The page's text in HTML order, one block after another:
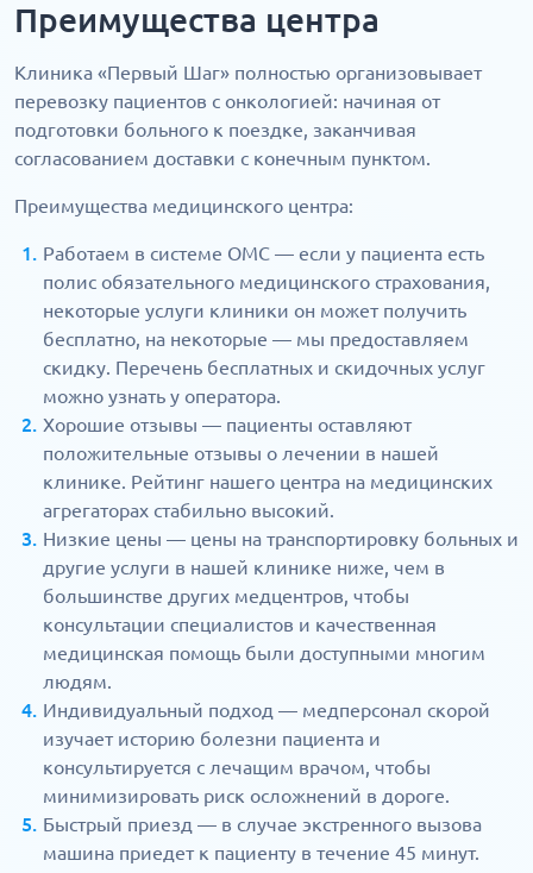
Преимущества центра
Клиника «Первый Шаг» полностью организовывает
перевозку пациентов с онкологией: начиная от
подготовки больного к поездке, заканчивая
согласованием доставки с конечным пунктом.
Преимущества медицинского центра:
Работаем в системе ОМС — если у пациента есть
полис обязательного медицинского страхования,
некоторые услуги клиники он может получить
бесплатно, на некоторые — мы предоставляем
скидку. Перечень бесплатных и скидочных услуг
можно узнать у оператора.
Хорошие отзывы — пациенты оставляют
положительные отзывы о лечении в нашей
клинике. Рейтинг нашего центра на медицинских
агрегаторах стабильно высокий.
Низкие цены — цены на транспортировку больных и
другие услуги в нашей клинике ниже, чем в
большинстве других медцентров, чтобы
консультации специалистов и качественная
медицинская помощь были доступными многим
людям.
Индивидуальный подход — медперсонал скорой
изучает историю болезни пациента и
консультируется с лечащим врачом, чтобы
минимизировать риск осложнений в дороге.
Быстрый приезд — в случае экстренного вызова
машина приедет к пациенту в течение 45 минут.